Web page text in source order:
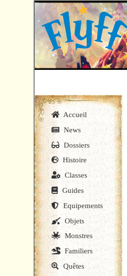
Accueil
News
Dossiers
Histoire
Classes
Guides
Equipements
Objets
Monstres
Familiers
Quêtes